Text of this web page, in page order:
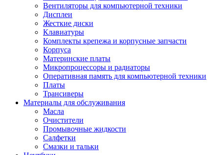
Вентиляторы для компьютерной техники
Дисплеи
Жесткие диски
Клавиатуры
Комплекты крепежа и корпусные запчасти
Корпуса
Материнские платы
Микропроцессоры и радиаторы
Оперативная память для компьютерной техники
Платы
Трансиверы
Материалы для обслуживания
Масла
Очистители
Промывочные жидкости
Салфетки
Смазки и тальки